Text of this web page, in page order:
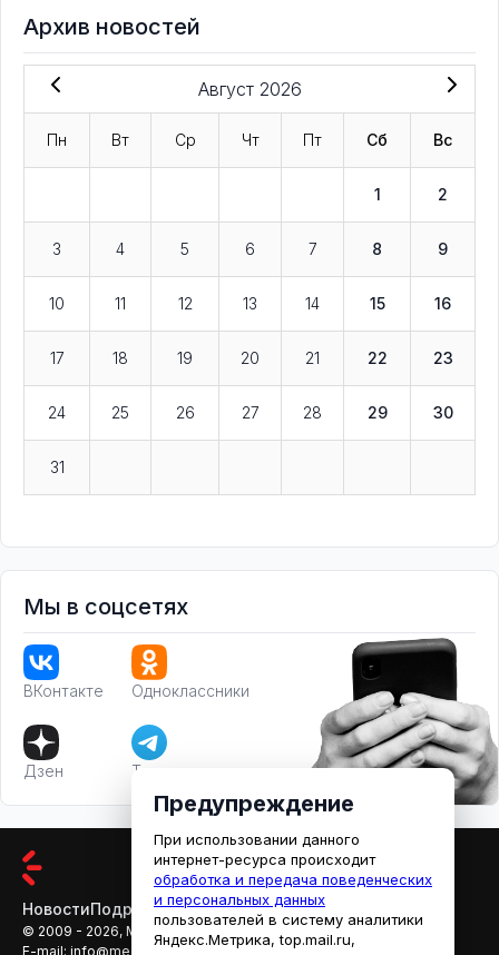
Архив новостей
Август 2026
Пн Вт Ср Чт Пт Сб Вс
1 2
3 4 5 6 7 8 9
10 11 12 13 14 15 16
17 18 19 20 21 22 23
24 25 26 27 28 29 30
31
Мы в соцсетях
ВКонтакте Одноклассники
Дзен Телеграм
НовостиПодробностиАфишаКино
© 2009 - 2026, МЕДИАРЯЗАНЬ
E-mail: info@mediaryazan.ru reklama@mediaryazan.ru
Предупреждение
При использовании данного
интернет-ресурса происходит
обработка и передача поведенческих
и персональных данных
пользователей в систему аналитики
Яндекс.Метрика, top.mail.ru,